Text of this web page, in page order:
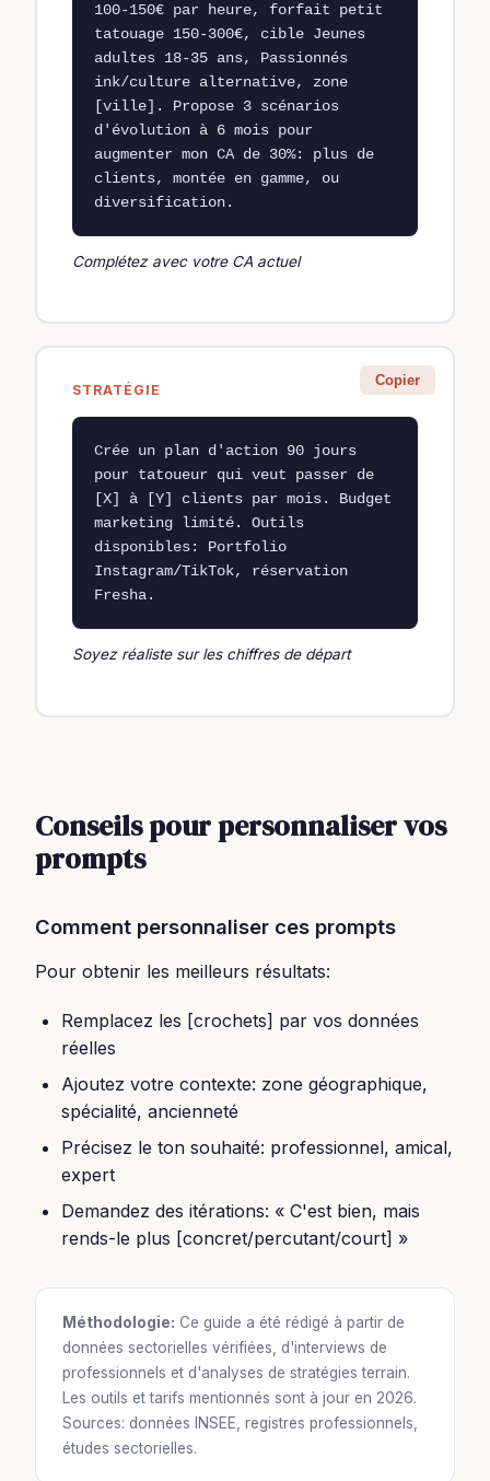
100-150€ par heure, forfait petit
tatouage 150-300€, cible Jeunes
adultes 18-35 ans, Passionnés
ink/culture alternative, zone
[ville]. Propose 3 scénarios
d'évolution à 6 mois pour
augmenter mon CA de 30%: plus de
clients, montée en gamme, ou
diversification.
Complétez avec votre CA actuel
STRATÉGIE
Copier
Crée un plan d'action 90 jours
pour tatoueur qui veut passer de
[X] à [Y] clients par mois. Budget
marketing limité. Outils
disponibles: Portfolio
Instagram/TikTok, réservation
Fresha.
Soyez réaliste sur les chiffres de départ
Conseils pour personnaliser vos
prompts
Comment personnaliser ces prompts
Pour obtenir les meilleurs résultats:
Remplacez les [crochets] par vos données
réelles
Ajoutez votre contexte: zone géographique,
spécialité, ancienneté
Précisez le ton souhaité: professionnel, amical,
expert
Demandez des itérations: « C'est bien, mais
rends-le plus [concret/percutant/court] »
Méthodologie: Ce guide a été rédigé à partir de
données sectorielles vérifiées, d'interviews de
professionnels et d'analyses de stratégies terrain.
Les outils et tarifs mentionnés sont à jour en 2026.
Sources: données INSEE, registres professionnels,
études sectorielles.